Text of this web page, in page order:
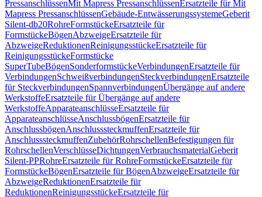
PressanschlüssenMit Mapress PressanschlüssenErsatzteile für Mit
Mapress PressanschlüssenGebäude-EntwässerungssystemeGeberit
Silent-db20RohreFormstückeErsatzteile für
FormstückeBögenAbzweigeErsatzteile für
AbzweigeReduktionenReinigungsstückeErsatzteile für
ReinigungsstückeFormstücke
SuperTubeBögenSonderformstückeVerbindungenErsatzteile für
VerbindungenSchweißverbindungenSteckverbindungenErsatzteile
für SteckverbindungenSpannverbindungenÜbergänge auf andere
WerkstoffeErsatzteile für Übergänge auf andere
WerkstoffeApparateanschlüsseErsatzteile für
ApparateanschlüsseAnschlussbögenErsatzteile für
AnschlussbögenAnschlusssteckmuffenErsatzteile für
AnschlusssteckmuffenZubehörRohrschellenBefestigungen für
RohrschellenVerschlüsseDichtungenVerbrauchsmaterialGeberit
Silent-PPRohreErsatzteile für RohreFormstückeErsatzteile für
FormstückeBögenErsatzteile für BögenAbzweigeErsatzteile für
AbzweigeReduktionenErsatzteile für
ReduktionenReinigungsstückeErsatzteile für